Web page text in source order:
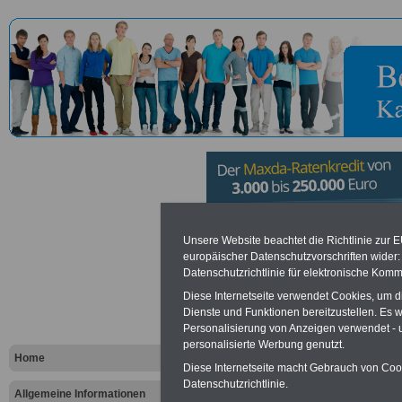
Home
Allgemeine Informationen
Vorteile für den öffentlichen
Vergleichen und sparen
Unsere Website beachtet die Richtlinie zur
europäischer Datenschutzvorschriften
Datenschutzrichtlinie für elektronische
Diese Internetseite verwendet Cookies, um
Dienste und Funktionen bereitzustellen. Es
Personalisierung von Anzeigen verwendet
personalisierte Werbung genutzt.
Diese Internetseite macht Gebrauch von
Datenschutzrichtlinie.